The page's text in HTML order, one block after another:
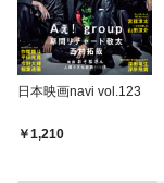
日本映画navi vol.123
1,210